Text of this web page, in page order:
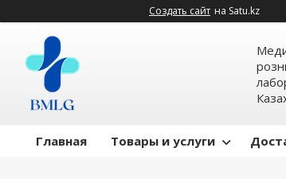
Создать сайт на Satu.kz
Главная Товары и услуги